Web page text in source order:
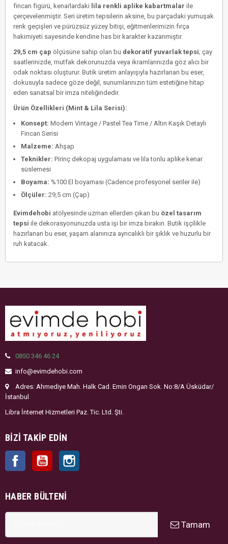
fincan figürü, kenarlardaki lila renkli aplike kabartmalar ile
çerçevelenmiştir. Seri üretim tepsilerin aksine, bu parçadaki yumuşak
renk geçişleri ve pürüzsüz yüzey bitişi, eğitmenlerimizin fırça
hakimiyeti sayesinde kendine has bir karakter kazanmıştır.
29,5 cm çap ölçüsüne sahip olan bu dekoratif yuvarlak tepsi; çay
saatlerinizde, mutfak dekorunuzda veya ikramlarınızda göz alıcı bir
odak noktası oluşturur. Butik üretim anlayışıyla hazırlanan bu eser,
dokusuyla sadece göze değil, sunumlarınızın tüm estetiğine hitap
eden sanatsal bir imza niteliğindedir.
Ürün Özellikleri (Mint & Lila Serisi):
Konsept: Modern Vintage / Pastel Tea Time / Altın Kaşık Detaylı
Fincan Serisi
Malzeme: Ahşap
Teknikler: Pirinç dekopaj uygulaması ve lila tonlu aplike kenar
süslemesi
Boyama: %100 El boyaması (Cadence profesyonel seriler ile)
Ölçüler: 29,5 cm (Çap)
Evimdehobi atölyesinde uzman ellerden çıkan bu özel tasarım
tepsi ile dekorasyonunuzda usta işi bir imza bırakın. Butik işçilikle
hazırlanan bu eser, yaşam alanınıza ayrıcalıklı bir şıklık ve huzurlu bir
ruh katacak.
0850 346 46 24
info@evimdehobi.com
Adres: Ahmediye Mah. Halk Cad. Emin Ongan Sok. No:8/A Üsküdar/
İstanbul
Libra İnternet Hizmetleri Paz. Tic. Ltd. Şti.
BIZI TAKIP EDIN
Facebook YouTube
HABER BÜLTENI
Tamam